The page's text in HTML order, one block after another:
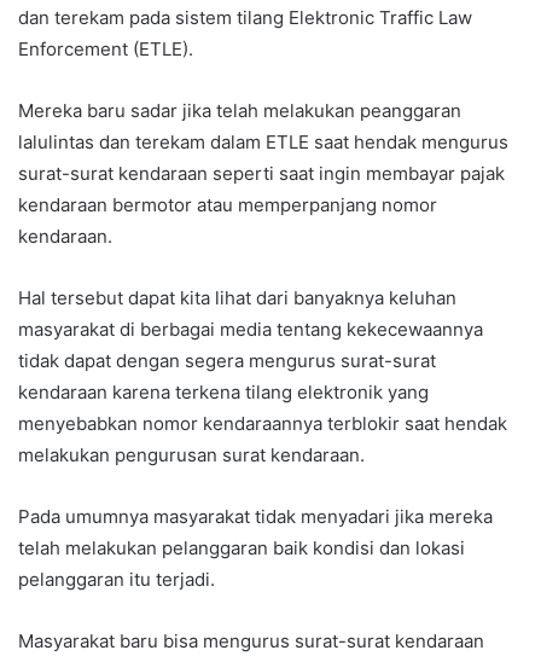
dan terekam pada sistem tilang Elektronic Traffic Law
Enforcement (ETLE).
Mereka baru sadar jika telah melakukan peanggaran
lalulintas dan terekam dalam ETLE saat hendak mengurus
surat-surat kendaraan seperti saat ingin membayar pajak
kendaraan bermotor atau memperpanjang nomor
kendaraan.
Hal tersebut dapat kita lihat dari banyaknya keluhan
masyarakat di berbagai media tentang kekecewaannya
tidak dapat dengan segera mengurus surat-surat
kendaraan karena terkena tilang elektronik yang
menyebabkan nomor kendaraannya terblokir saat hendak
melakukan pengurusan surat kendaraan.
Pada umumnya masyarakat tidak menyadari jika mereka
telah melakukan pelanggaran baik kondisi dan lokasi
pelanggaran itu terjadi.
Masyarakat baru bisa mengurus surat-surat kendaraan